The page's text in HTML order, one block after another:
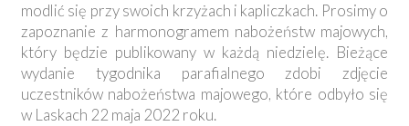
modlić się przy swoich krzyżach i kapliczkach. Prosimy o
zapoznanie z harmonogramem nabożeństw majowych,
który będzie publikowany w każdą niedzielę. Bieżące
wydanie tygodnika parafialnego zdobi zdjęcie
uczestników nabożeństwa majowego, które odbyło się
w Laskach 22 maja 2022 roku.